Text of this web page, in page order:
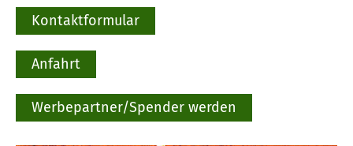
Kontaktformular
Anfahrt
Werbepartner/Spender werden